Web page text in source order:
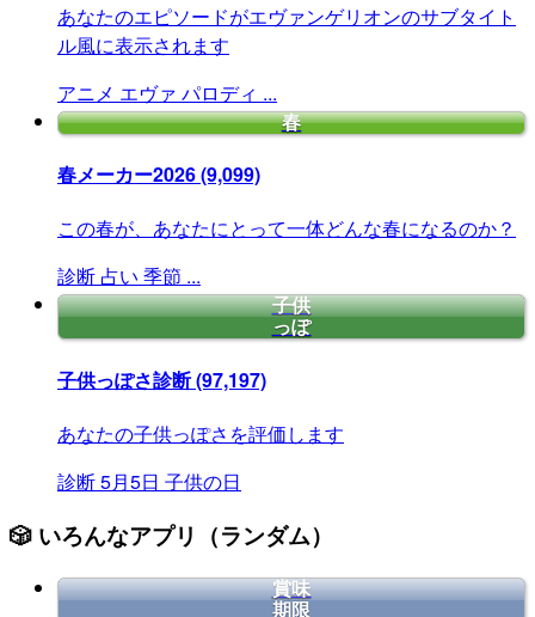
あなたのエピソードがエヴァンゲリオンのサブタイト
ル風に表示されます
アニメ エヴァ パロディ ...
春
春メーカー2026(9,099)
この春が、あなたにとって一体どんな春になるのか？
診断 占い 季節 ...
子供
っぽ
子供っぽさ診断(97,197)
あなたの子供っぽさを評価します
診断5月5日 子供の日
🎲 いろんなアプリ（ランダム）
賞味
期限